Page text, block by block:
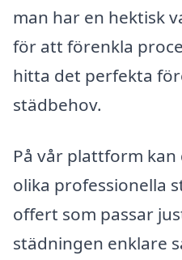
man har en hektisk
för att förenkla
hitta det perfekta
städbehov.
På vår plattform
olika professionella
offert som passar
städningen enklare